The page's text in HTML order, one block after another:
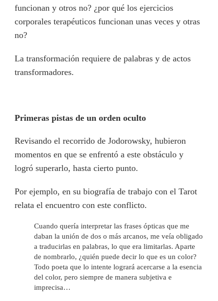
funcionan y otros no? ¿por qué los ejercicios
corporales terapéuticos funcionan unas veces y otras
no?
La transformación requiere de palabras y de actos
transformadores.
Primeras pistas de un orden oculto
Revisando el recorrido de Jodorowsky, hubieron
momentos en que se enfrentó a este obstáculo y
logró superarlo, hasta cierto punto.
Por ejemplo, en su biografía de trabajo con el Tarot
relata el encuentro con este conflicto.
Cuando quería interpretar las frases ópticas que me
daban la unión de dos o más arcanos, me veía obligado
a traducirlas en palabras, lo que era limitarlas. Aparte
de nombrarlo, ¿quién puede decir lo que es un color?
Todo poeta que lo intente logrará acercarse a la esencia
del color, pero siempre de manera subjetiva e
imprecisa…